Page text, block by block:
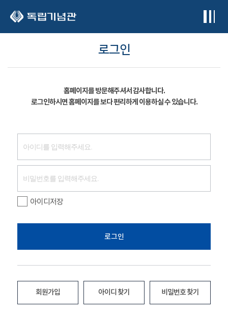
로그인
홈페이지를 방문해주셔서 감사합니다.
로그인하시면 홈페이지를 보다 편리하게 이용하실 수 있습니다.
아이디저장
로그인
회원가입 아이디 찾기 비밀번호 찾기